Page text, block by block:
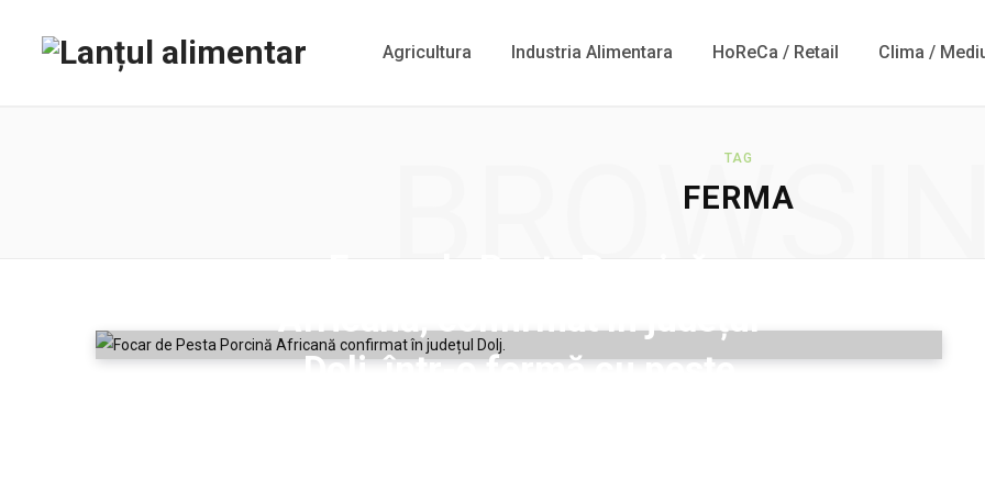
Agricultura Industria Alimentara HoReCa / Retail Clima /
TAG
FERMA
Africană, confirmat în județul
Dolj, într-o fermă cu peste